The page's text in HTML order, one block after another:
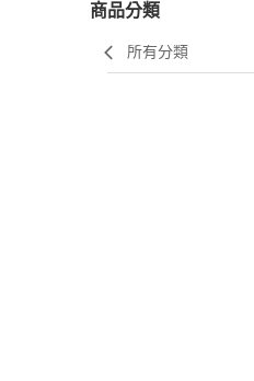
商品分類
所有分類